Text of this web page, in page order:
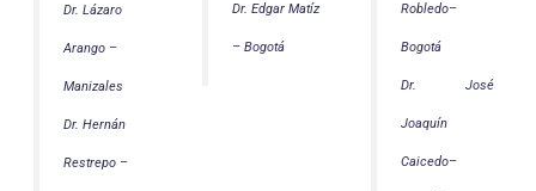
Dr. Lázaro
Arango –
Manizales
Dr. Hernán
Restrepo –
Dr. Edgar Matíz
– Bogotá
Robledo–
Bogotá
Dr. José
Joaquín
Caicedo–